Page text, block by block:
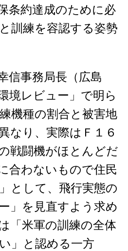
条約達成のために必
訓練を容認する姿勢
信事務局長（広島
境レビュー」で明ら
機種の割合と被害地
なり、実際はＦ１６
戦闘機がほとんどだ
合わないもので住民
として、飛行実態の
」を見直すよう求め
「米軍の訓練の全体
」と認める一方